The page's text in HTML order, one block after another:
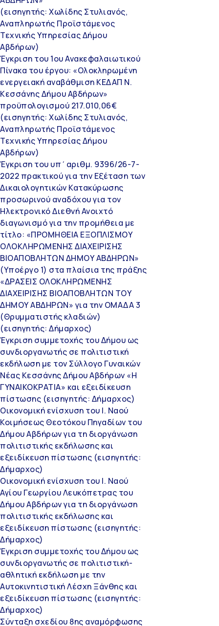
(εισηγητής: Χωλίδης Στυλιανός,
Αναπληρωτής Προϊστάμενος
Τεχνικής Υπηρεσίας Δήμου
Αβδήρων)
Έγκριση του 1ου Ανακεφαλαιωτικού
Πίνακα του έργου: «Ολοκληρωμένη
ενεργειακή αναβάθμιση ΚΕΔΑΠ Ν.
Κεσσάνης Δήμου Αβδήρων»
προϋπολογισμού 217.010,06€
(εισηγητής: Χωλίδης Στυλιανός,
Αναπληρωτής Προϊστάμενος
Τεχνικής Υπηρεσίας Δήμου
Αβδήρων)
Έγκριση του υπ΄αριθμ. 9396/26-7-
2022 πρακτικού για την Εξέταση των
Δικαιολογητικών Κατακύρωσης
προσωρινού αναδόχου για τον
Ηλεκτρονικό Διεθνή Ανοιχτό
διαγωνισμό για την προμήθεια με
τίτλο: «ΠΡΟΜΗΘΕΙΑ ΕΞΟΠΛΙΣΜΟΥ
ΟΛΟΚΛΗΡΩΜΕΝΗΣ ΔΙΑΧΕΙΡΙΣΗΣ
ΒΙΟΑΠΟΒΛΗΤΩΝ ΔΗΜΟΥ ΑΒΔΗΡΩΝ»
(Υποέργο 1) στα πλαίσια της πράξης
«ΔΡΑΣΕΙΣ ΟΛΟΚΛΗΡΩΜΕΝΗΣ
ΔΙΑΧΕΙΡΙΣΗΣ ΒΙΟΑΠΟΒΛΗΤΩΝ ΤΟΥ
ΔΗΜΟΥ ΑΒΔΗΡΩΝ» για την ΟΜΑΔΑ 3
(Θρυμματιστής κλαδιών)
(εισηγητής: Δήμαρχος)
Έγκριση συμμετοχής του Δήμου ως
συνδιοργανωτής σε πολιτιστική
εκδήλωση με τον Σύλλογο Γυναικών
Νέας Κεσσάνης Δήμου Αβδήρων «Η
ΓΥΝΑΙΚΟΚΡΑΤΙΑ» και εξειδίκευση
πίστωσης (εισηγητής: Δήμαρχος)
Οικονομική ενίσχυση του Ι. Ναού
Κοιμήσεως Θεοτόκου Πηγαδίων του
Δήμου Αβδήρων για τη διοργάνωση
πολιτιστικής εκδήλωσης και
εξειδίκευση πίστωσης (εισηγητής:
Δήμαρχος)
Οικονομική ενίσχυση του Ι. Ναού
Αγίου Γεωργίου Λευκόπετρας του
Δήμου Αβδήρων για τη διοργάνωση
πολιτιστικής εκδήλωσης και
εξειδίκευση πίστωσης (εισηγητής:
Δήμαρχος)
Έγκριση συμμετοχής του Δήμου ως
συνδιοργανωτής σε πολιτιστική-
αθλητική εκδήλωση με την
Αυτοκινητιστική Λέσχη Ξάνθης και
εξειδίκευση πίστωσης (εισηγητής:
Δήμαρχος)
Σύνταξη σχεδίου 8ης αναμόρφωσης